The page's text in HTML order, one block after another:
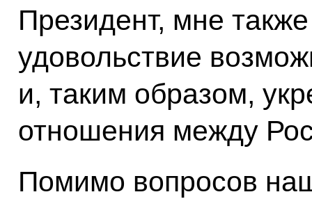
Президент, мне
удовольствие
и, таким образом,
отношения между
Помимо вопросов